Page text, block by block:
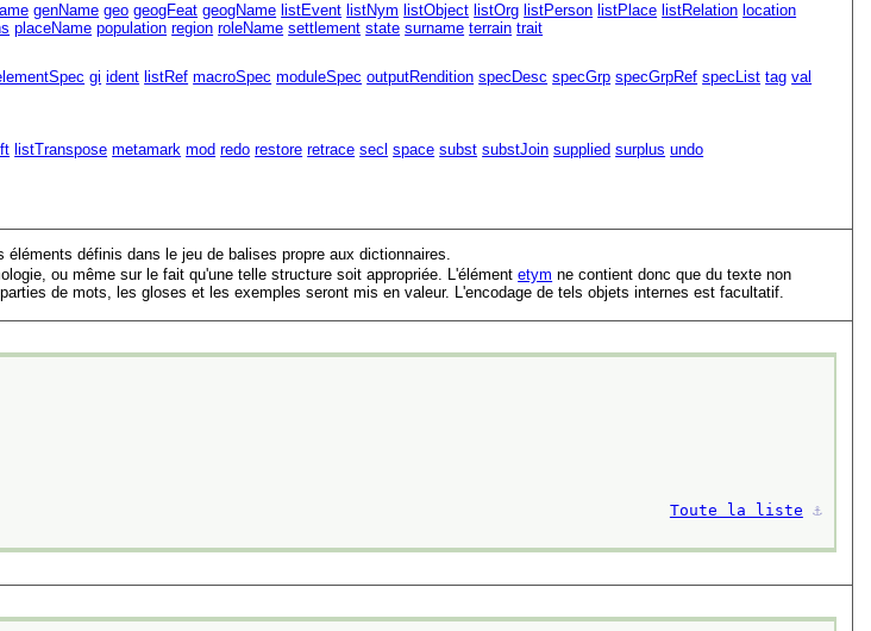
genName geo geogFeat geogName listEvent listNym listObject listOrg listPerson listPlace listRelation location
placeName population region roleName settlement state surname terrain trait
gi ident listRef macroSpec moduleSpec outputRendition specDesc specGrp specGrpRef specList tag val
listTranspose metamark mod redo restore retrace secl space subst substJoin supplied surplus undo
définis dans le jeu de balises propre aux dictionnaires.
ou même sur le fait qu'une telle structure soit appropriée. L'élémentetym ne contient donc que du texte non
de mots, les gloses et les exemples seront mis en valeur. L'encodage de tels objets internes est facultatif.
Toute la liste ⚓︎